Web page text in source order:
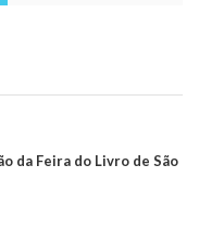
da Feira do Livro de São